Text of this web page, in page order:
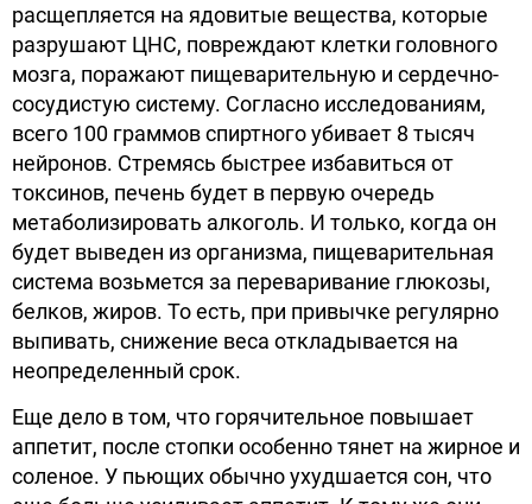
расщепляется на ядовитые вещества, которые
разрушают ЦНС, повреждают клетки головного
мозга, поражают пищеварительную и сердечно-
сосудистую систему. Согласно исследованиям,
всего 100 граммов спиртного убивает 8 тысяч
нейронов. Стремясь быстрее избавиться от
токсинов, печень будет в первую очередь
метаболизировать алкоголь. И только, когда он
будет выведен из организма, пищеварительная
система возьмется за переваривание глюкозы,
белков, жиров. То есть, при привычке регулярно
выпивать, снижение веса откладывается на
неопределенный срок.
Еще дело в том, что горячительное повышает
аппетит, после стопки особенно тянет на жирное и
соленое. У пьющих обычно ухудшается сон, что